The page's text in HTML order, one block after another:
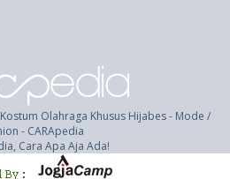
Olahraga Khusus Hijabes - Mode /
- CARApedia
Cara Apa Aja Ada!